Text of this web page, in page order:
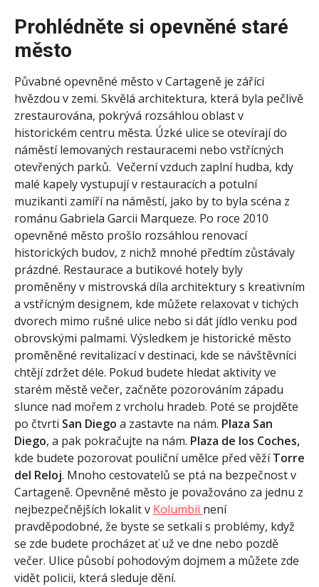
Prohlédněte si opevněné staré
město
Půvabné opevněné město v Cartageně je zářící
hvězdou v zemi. Skvělá architektura, která byla pečlivě
zrestaurována, pokrývá rozsáhlou oblast v
historickém centru města. Úzké ulice se otevírají do
náměstí lemovaných restauracemi nebo vstřícných
otevřených parků. Večerní vzduch zaplní hudba, kdy
malé kapely vystupují v restauracích a potulní
muzikanti zamíří na náměstí, jako by to byla scéna z
románu Gabriela Garcii Marqueze. Po roce 2010
opevněné město prošlo rozsáhlou renovací
historických budov, z nichž mnohé předtím zůstávaly
prázdné. Restaurace a butikové hotely byly
proměněny v mistrovská díla architektury s kreativním
a vstřícným designem, kde můžete relaxovat v tichých
dvorech mimo rušné ulice nebo si dát jídlo venku pod
obrovskými palmami. Výsledkem je historické město
proměněné revitalizací v destinaci, kde se návštěvníci
chtějí zdržet déle. Pokud budete hledat aktivity ve
starém městě večer, začněte pozorováním západu
slunce nad mořem z vrcholu hradeb. Poté se projděte
po čtvrti San Diego a zastavte na nám. Plaza San
Diego, a pak pokračujte na nám. Plaza de los Coches,
kde budete pozorovat pouliční umělce před věžíTorre
del Reloj. Mnoho cestovatelů se ptá na bezpečnost v
Cartageně. Opevněné město je považováno za jednu z
nejbezpečnějších lokalit v Kolumbii není
pravděpodobné, že byste se setkali s problémy, když
se zde budete procházet ať už ve dne nebo pozdě
večer. Ulice působí pohodovým dojmem a můžete zde
vidět policii, která sleduje dění.